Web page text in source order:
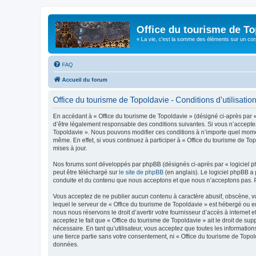
Office du tourisme de
« La vie, c'est la somme des éléments sur un
FAQ
Accueil du forum
Office du tourisme de Topoldavie - Conditions d’utilisation
En accédant à « Office du tourisme de Topoldavie » (désigné ci-après
d’être légalement responsable des conditions suivantes. Si vous
Topoldavie ». Nous pouvons modifier ces conditions à n’importe quel
même. En effet, si vous continuez à participer à « Office du tourisme de
mises à jour.
Nos forums sont développés par phpBB (désignés ci-après par « logiciel
peut être téléchargé sur le site de phpBB (en anglais). Le logiciel phpBB a
conduite et du contenu que nous acceptons et que nous n’acceptons
Vous acceptez de ne publier aucun contenu à caractère abusif,
lequel le serveur de « Office du tourisme de Topoldavie » est hébergé ou
nous nous réservons le droit d’avertir votre fournisseur d’accès à
acceptez le fait que « Office du tourisme de Topoldavie » ait le droit de
nécessaire. En tant qu’utilisateur, vous acceptez que toutes les
une tierce partie sans votre consentement, ni « Office du tourisme de
données.